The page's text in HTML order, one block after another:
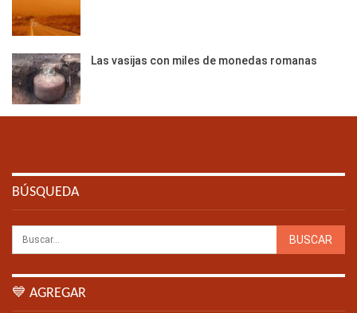
Las vasijas con miles de monedas romanas
BÚSQUEDA
💙 AGREGAR